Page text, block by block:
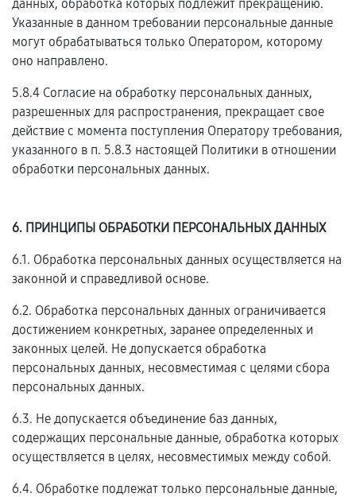
данных, обработка которых подлежит прекращению.
Указанные в данном требовании персональные данные
могут обрабатываться только Оператором, которому
оно направлено.
5.8.4 Согласие на обработку персональных данных,
разрешенных для распространения, прекращает свое
действие с момента поступления Оператору требования,
указанного в п. 5.8.3 настоящей Политики в отношении
обработки персональных данных.
6. ПРИНЦИПЫ ОБРАБОТКИ ПЕРСОНАЛЬНЫХ ДАННЫХ
6.1. Обработка персональных данных осуществляется на
законной и справедливой основе.
6.2. Обработка персональных данных ограничивается
достижением конкретных, заранее определенных и
законных целей. Не допускается обработка
персональных данных, несовместимая с целями сбора
персональных данных.
6.3. Не допускается объединение баз данных,
содержащих персональные данные, обработка которых
осуществляется в целях, несовместимых между собой.
6.4. Обработке подлежат только персональные данные,